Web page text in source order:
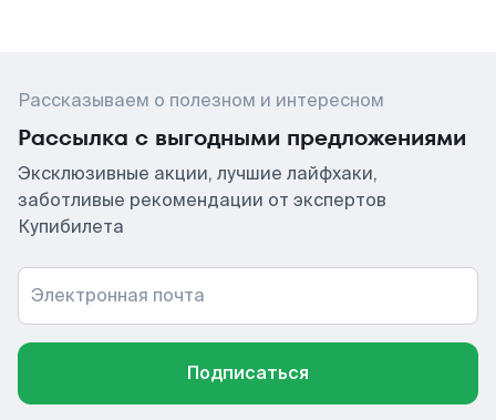
Рассказываем о полезном и интересном
Рассылка с выгодными предложениями
Эксклюзивные акции, лучшие лайфхаки,
заботливые рекомендации от экспертов
Купибилета
Электронная почта
Подписаться